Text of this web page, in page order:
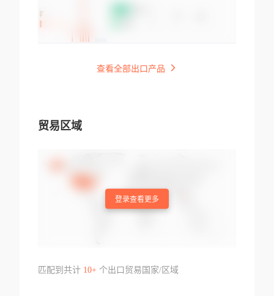
查看全部出口产品
贸易区域
登录查看更多
匹配到共计 10+个出口贸易国家/区域